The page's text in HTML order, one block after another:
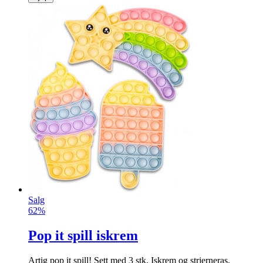
Salg
62%
Pop it spill iskrem
Artig pop it spill! Sett med 3 stk. Iskrem og strjerneras.